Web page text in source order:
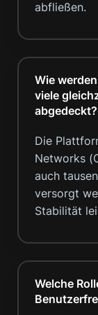
abfließen.
Wie
viele
abgedeckt?
Die
Networks
auch
versorgt
Stabilität
Welche